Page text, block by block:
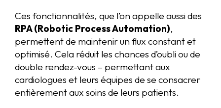
Ces fonctionnalités, que l’on appelle aussi des
RPA (Robotic Process Automation),
permettent de maintenir un flux constant et
optimisé. Cela réduit les chances d’oubli ou de
double rendez-vous – permettant aux
cardiologues et leurs équipes de se consacrer
entièrement aux soins de leurs patients.